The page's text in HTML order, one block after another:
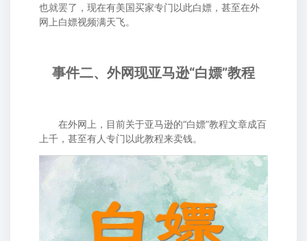
也就罢了，现在有美国买家专门以此白嫖，甚至在外
网上白嫖视频满天飞。
事件二、外网现亚马逊“白嫖”教程
在外网上，目前关于亚马逊的“白嫖”教程文章成百
上千，甚至有人专门以此教程来卖钱。